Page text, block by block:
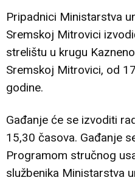
Pripadnici Ministarstva
Sremskoj Mitrovici
strelištu u krugu
Sremskoj Mitrovici, od
godine.
Gađanje će se izvoditi
15,30 časova. Gađanje
Programom stručnog
službenika Ministarstva